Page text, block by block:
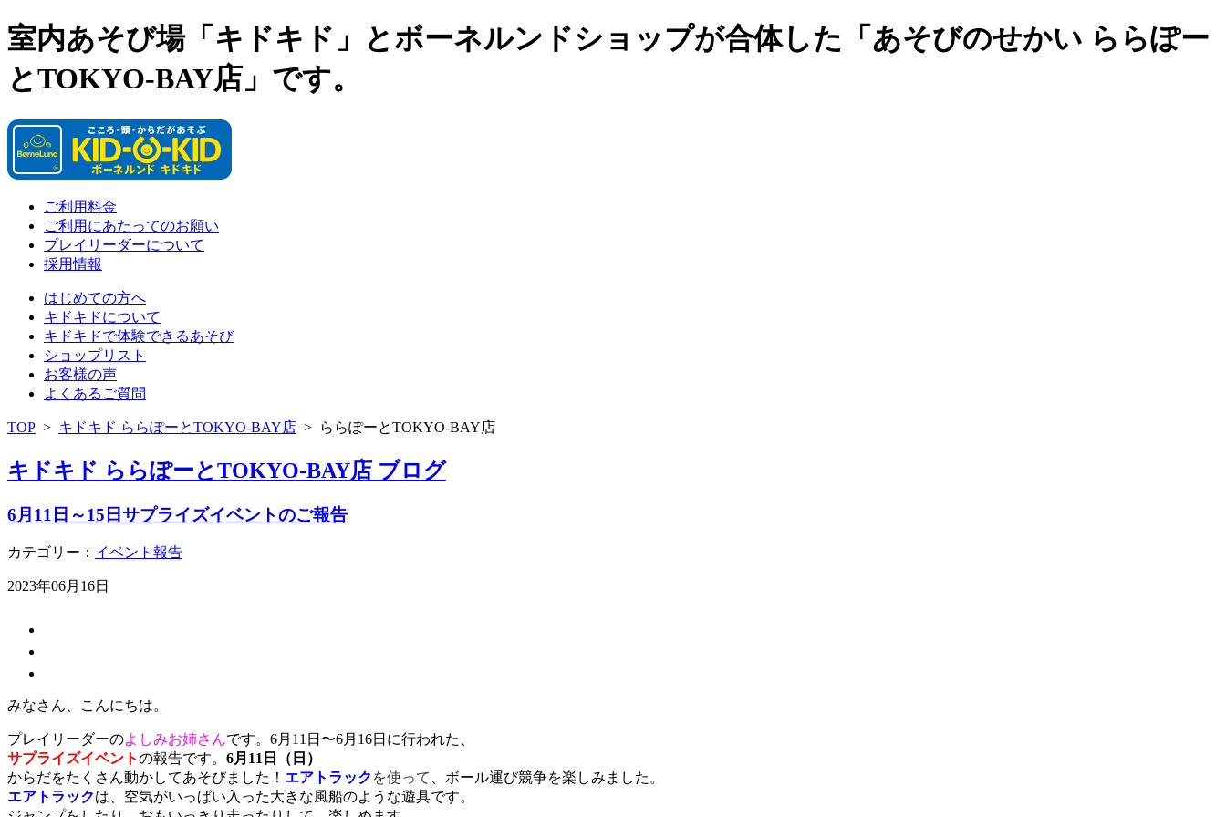
室内あそび場「キドキド」とボーネルンドショップが合体した「あそびのせかい ららぽー
とTOKYO-BAY店」です。
ご利用料金
ご利用にあたってのお願い
プレイリーダーについて
採用情報
はじめての方へ
キドキドについて
キドキドで体験できるあそび
ショップリスト
お客様の声
よくあるご質問
TOP > キドキド ららぽーとTOKYO-BAY店 > ららぽーとTOKYO-BAY店
キドキド ららぽーとTOKYO-BAY店 ブログ
6月11日～15日サプライズイベントのご報告
カテゴリー： イベント報告
2023年06月16日
みなさん、こんにちは。
プレイリーダーのよしみお姉さんです。6月11日〜6月16日に行われた、
サプライズイベントの報告です。 6月11日（日）
からだをたくさん動かしてあそびました！ エアトラック を使って 、ボール運び競争を楽しみました。
エアトラックは、空気がいっぱい入った大きな風船のような遊具です。